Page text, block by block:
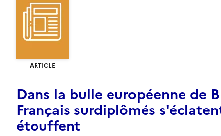
ARTICLE
Dans la bulle européenne de
Français surdiplômés
étouffent